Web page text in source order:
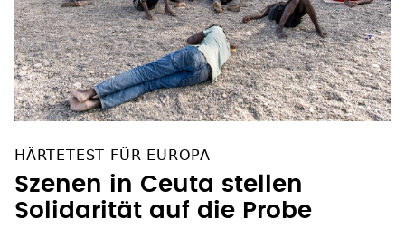
HÄRTETEST FÜR EUROPA
Szenen in Ceuta stellen